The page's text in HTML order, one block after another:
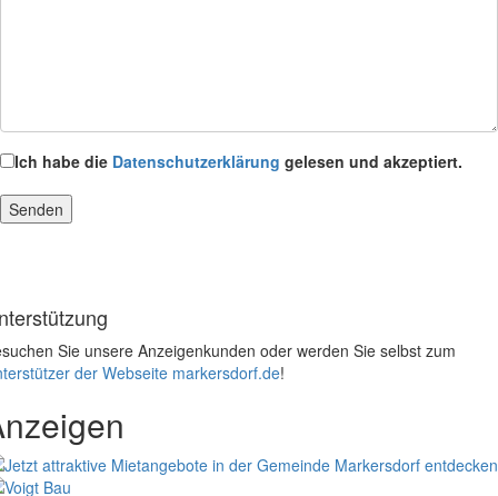
Ich habe die Datenschutzerklärung gelesen und akzeptiert.
Sie unsere Anzeigenkunden oder werden Sie selbst zum
der Webseite markersdorf.de!